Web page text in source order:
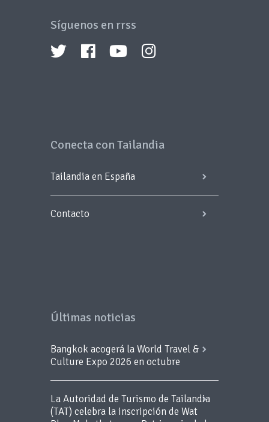
Síguenos en rrss
Conecta con Tailandia
Tailandia en España
Contacto
Últimas noticias
Bangkok acogerá la World Travel &
Culture Expo 2026 en octubre
La Autoridad de Turismo de Tailandia
(TAT) celebra la inscripción de Wat